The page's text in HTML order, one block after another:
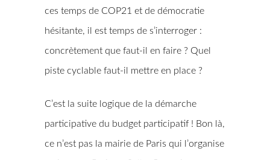
ces temps de COP21 et de démocratie
hésitante, il est temps de s’interroger :
concrètement que faut-il en faire ? Quel
piste cyclable faut-il mettre en place ?
C’est la suite logique de la démarche
participative du budget participatif ! Bon là,
ce n’est pas la mairie de Paris qui l’organise